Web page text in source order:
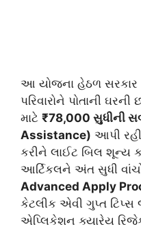
આ યોજના હેઠળ સરકાર
પરિવારોને પોતાની
માટે ₹78,000 સુધીની
Assistance) આપી
કરીને લાઈટ બિલ શૂન્ય
આર્ટિકલને અંત સુધી
Advanced Apply
કેટલીક એવી ગુપ્ત ટિપ્સ
એપ્લિકેશન ક્યારેય